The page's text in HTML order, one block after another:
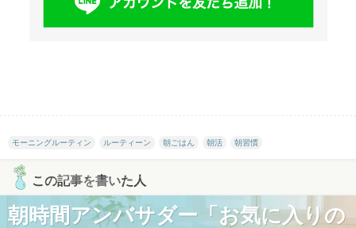
モーニングルーティン ルーティーン 朝ごはん 朝活 朝習慣
この記事を書いた人
朝時間アンバサダー「お気に入りの